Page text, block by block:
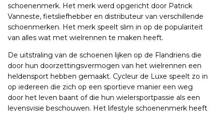
schoenenmerk. Het merk werd opgericht door Patrick
Vanneste, fietsliefhebber en distributeur van verschillende
schoenmerken. Het merk speelt slim in op de populariteit
van alles wat met wielrennen te maken heeft.
De uitstraling van de schoenen lijken op de Flandriens die
door hun doorzettingsvermogen van het wielrennen een
heldensport hebben gemaakt. Cycleur de Luxe speelt zo in
op iedereen die zich op een sportieve manier een weg
door het leven baant of die hun wielersportpassie als een
levensvisie beschouwen. Het lifestyle schoenenmerk heeft